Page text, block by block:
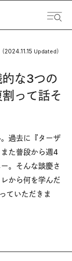
（2024.11.15 Updated）
な3つの
って話そ
過去に『ターザ
た普段から週4
。そんな談慶さ
から何を学んだ
ていただきま